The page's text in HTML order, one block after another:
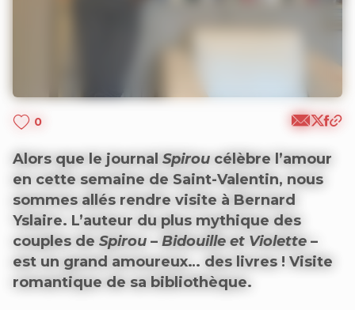
0
Alors que le journal Spirou célèbre l’amour
en cette semaine de Saint-Valentin, nous
sommes allés rendre visite à Bernard
Yslaire. L’auteur du plus mythique des
couples de Spirou – Bidouille et Violette –
est un grand amoureux… des livres ! Visite
romantique de sa bibliothèque.